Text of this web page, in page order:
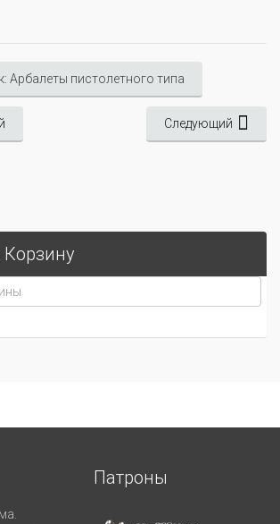
Арбалеты пистолетного типа
Следующий
Корзину
Патроны